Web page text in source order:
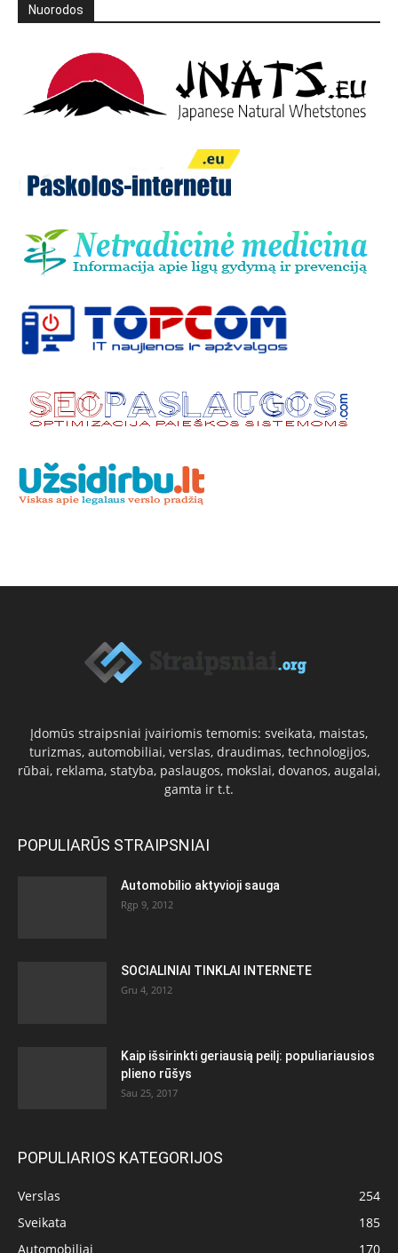
Nuorodos
Įdomūs straipsniai įvairiomis temomis: sveikata, maistas,
turizmas, automobiliai, verslas, draudimas, technologijos,
rūbai, reklama, statyba, paslaugos, mokslai, dovanos, augalai,
gamta ir t.t.
POPULIARŪS STRAIPSNIAI
Automobilio aktyvioji sauga
Rgp 9, 2012
SOCIALINIAI TINKLAI INTERNETE
Gru 4, 2012
Kaip išsirinkti geriausią peilį: populiariausios
plieno rūšys
Sau 25, 2017
POPULIARIOS KATEGORIJOS
Verslas
254
Sveikata
185
Automobiliai
170